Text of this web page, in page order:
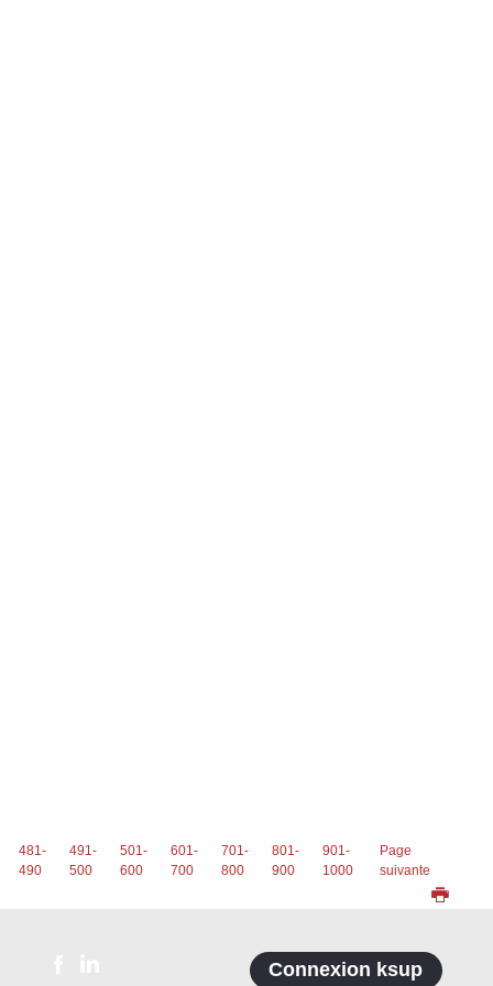
481-
490
491-
500
501-
600
601-
700
701-
800
801-
900
901-
1000
Page
suivante
Connexion ksup